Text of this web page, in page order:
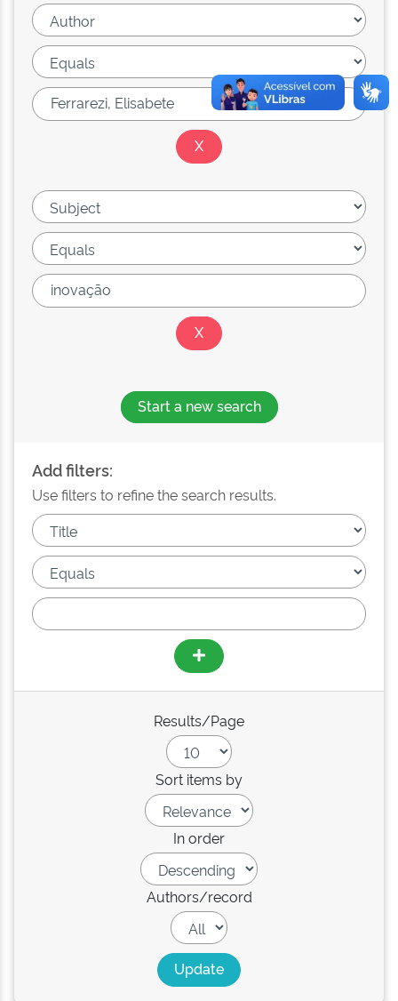
Start a new search
Add filters:
Use filters to refine the search results.
Results/Page
Sort items by
In order
Authors/record